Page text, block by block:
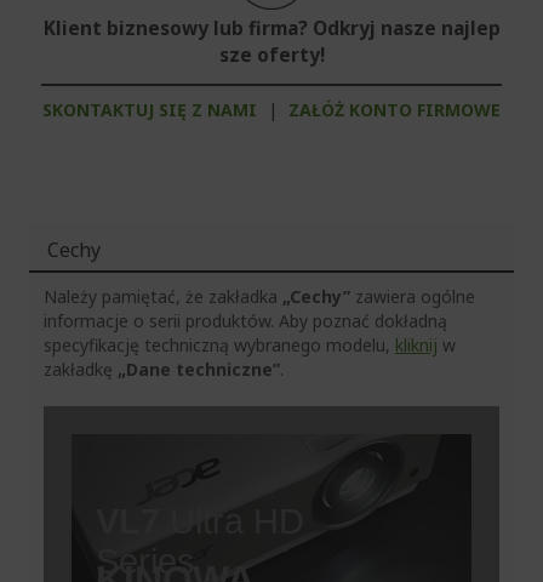
Klient biznesowy lub firma? Odkryj nasze najlep
sze oferty!
SKONTAKTUJ SIĘ Z NAMI | ZAŁÓŻ KONTO FIRMOWE
Cechy
Należy pamiętać, że zakładka „Cechy” zawiera ogólne
informacje o serii produktów. Aby poznać dokładną
specyfikację techniczną wybranego modelu, kliknij w
zakładkę „Dane techniczne”.